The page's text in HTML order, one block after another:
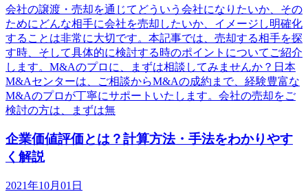
会社の譲渡・売却を通じてどういう会社になりたいか、その
ためにどんな相手に会社を売却したいか、イメージし明確化
することは非常に大切です。本記事では、売却する相手を探
す時、そして具体的に検討する時のポイントについてご紹介
します。M&Aのプロに、まずは相談してみませんか？日本
M&Aセンターは、ご相談からM&Aの成約まで、経験豊富な
M&Aのプロが丁寧にサポートいたします。会社の売却をご
検討の方は、まずは無
企業価値評価とは？計算方法・手法をわかりやす
く解説
2021年10月01日